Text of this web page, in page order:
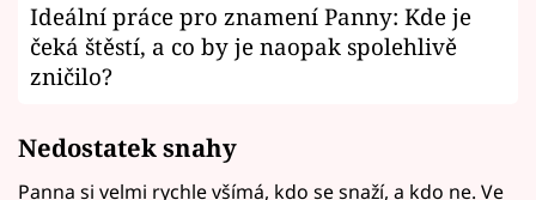
Ideální práce pro znamení Panny: Kde je
čeká štěstí, a co by je naopak spolehlivě
zničilo?
Nedostatek snahy
Panna si velmi rychle všímá, kdo se snaží, a kdo ne. Ve